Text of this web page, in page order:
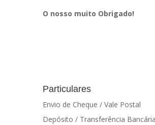
O nosso muito Obrigado!
Particulares
Envio de Cheque / Vale Postal
Depósito / Transferência Bancária